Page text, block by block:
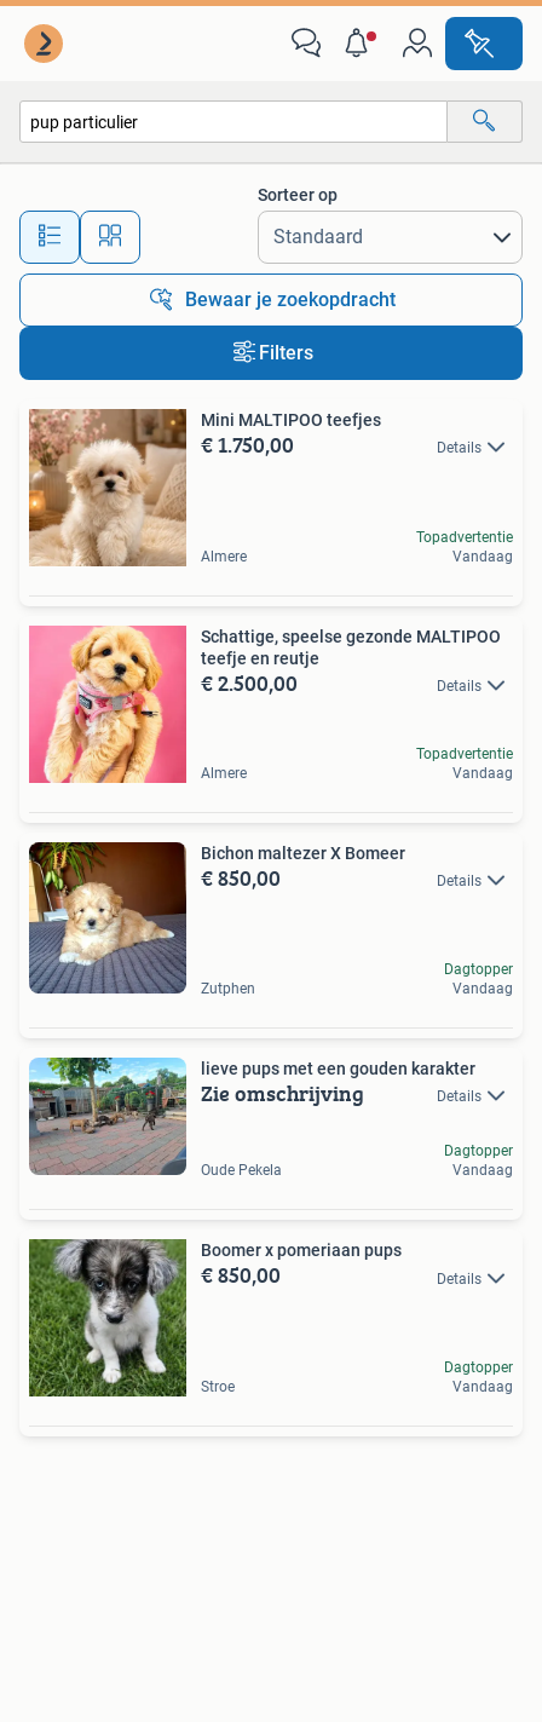
Alle afstanden…
Sorteer op
Bewaar je zoekopdracht
Filters
Mini MALTIPOO teefjes
€ 1.750,00 Details
Almere
Topadvertentie
Vandaag
Schattige, speelse gezonde MALTIPOO
teefje en reutje
€ 2.500,00 Details
Almere
Topadvertentie
Vandaag
Bichon maltezer X Bomeer
€ 850,00 Details
Zutphen
Dagtopper
Vandaag
lieve pups met een gouden karakter
Zie omschrijving Details
Oude Pekela
Dagtopper
Vandaag
Boomer x pomeriaan pups
€ 850,00 Details
Stroe
Dagtopper
Vandaag